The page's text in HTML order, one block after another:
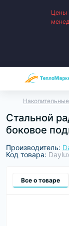
Цены
Стальной
боковое
Производитель:
Код товара:
Все о товаре